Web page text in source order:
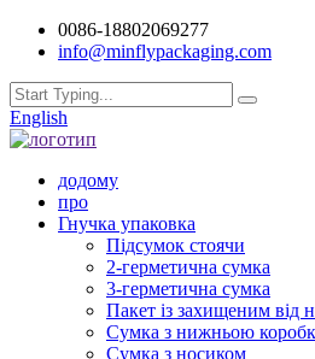
0086-18802069277
info@minflypackaging.com
English
додому
про
Гнучка упаковка
Підсумок стоячи
2-герметична сумка
3-герметична сумка
Пакет із захищеним від
Сумка з нижньою
Сумка з носиком